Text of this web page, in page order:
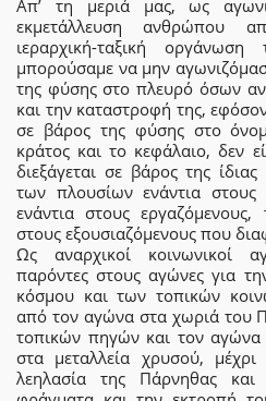
Απ’ τη μεριά μας, ως
εκμετάλλευση ανθρώπου
ιεραρχική-ταξική
μπορούσαμε να μην
της φύσης στο πλευρό όσων
και την καταστροφή της,
σε βάρος της φύσης στο
κράτος και το κεφάλαιο, δεν
διεξάγεται σε βάρος της
των πλουσίων ενάντια
ενάντια στους
στους εξουσιαζόμενους που
Ως αναρχικοί κοινωνικοί
παρόντες στους αγώνες για
κόσμου και των τοπικών
από τον αγώνα στα χωριά του
τοπικών πηγών και τον αγώνα
στα μεταλλεία χρυσού,
λεηλασία της Πάρνηθας